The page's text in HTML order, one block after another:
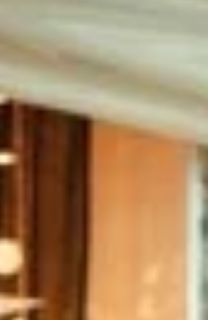
OGRZEWANIE
wpływające na efektywność pomp
w domu?
efektywność pracy pomp ciepła w